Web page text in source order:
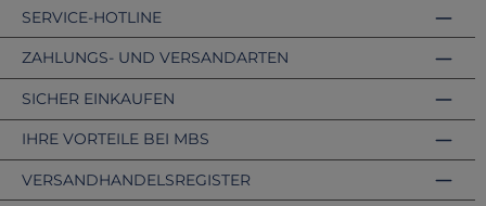
SERVICE-HOTLINE
ZAHLUNGS- UND VERSANDARTEN
VERSANDHANDELSREGISTER
SICHER EINKAUFEN
IHRE VORTEILE BEI MBS